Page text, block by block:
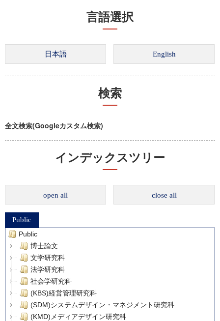
言語選択
検索
全文検索(Googleカスタム検索)
インデックスツリー
open all close all
Public
Public
博士論文
文学研究科
法学研究科
社会学研究科
(KBS)経営管理研究科
(SDM)システムデザイン・マネジメント研究科
(KMD)メディアデザイン研究科